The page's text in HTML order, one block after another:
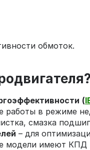
обмоток.
(
работы в режиме
смазка
– для
модели имеют КПД